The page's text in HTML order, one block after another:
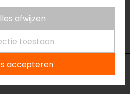
passen en staan onze
voor je klaar met advies.
motorhandschoenen.
afwijzen
toestaan
accepteren